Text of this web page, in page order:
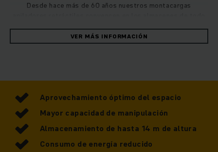
Desde hace más de 60 años nuestros montacargas
construcción compacta en combinación con su gran
capacidad de elevación, los apiladores
El principio de la tecnología de mástil
retráctil
El apilador retráctil presenta dos puntos especialmente
fuertes: por un lado, con su diseño compacto y, por el otro,
con su considerable altura de elevación de hasta 13.000
VER MÁS INFORMACIÓN
Aprovechamiento óptimo del espacio
Mayor capacidad de manipulación
Almacenamiento de hasta 14 m de altura
Consumo de energía reducido